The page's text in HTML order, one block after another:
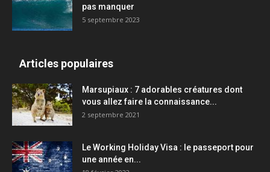
pas manquer
5 septembre 2023
Articles populaires
Marsupiaux : 7 adorables créatures dont
vous allez faire la connaissance...
2 septembre 2021
Le Working Holiday Visa : le passeport pour
une année en...